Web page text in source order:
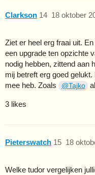
Clarkson 18 oktober
14
Ziet er heel erg fraai uit.
een upgrade ten opzichte
nodig hebben, zittend
mij betreft erg goed
mee heb. Zoals
@Tajko
3 likes
Pieterswatch 18
15
Welke tudor vergelijken